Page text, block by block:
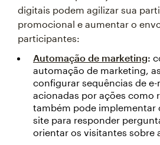
digitais podem agilizar sua
promocional e aumentar o
participantes:
Automação de marketing:
automação de marketing,
configurar sequências de
acionadas por ações como
também pode implementar
site para responder
orientar os visitantes sobre